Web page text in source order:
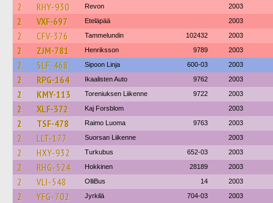
2 RHY-930 Revon 2003
2 VXF-697 Eteläpää 2003
2 CFV-376 Tammelundin 102432 2003
2 ZJM-781 Henriksson 9789 2003
2 SLF-468 Sipoon Linja 600-03 2003
2 RPG-164 Ikaalisten Auto 9762 2003
2 KMY-113 Toreniuksen Liikenne 9722 2003
2 XLF-372 Kaj Forsblom 2003
2 TSF-478 Raimo Luoma 9763 2003
2 LLT-177 Suorsan Liikenne 2003
2 HXY-932 Turkubus 652-03 2003
2 RHG-524 Hokkinen 28189 2003
2 VLI-548 OlliBus 14 2003
2 YFG-702 Jyrkilä 704-03 2003